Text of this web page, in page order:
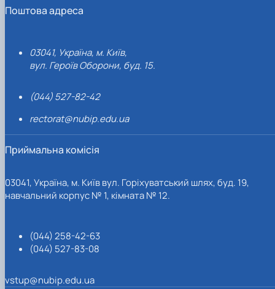
Поштова адреса
03041, Україна, м. Київ,
вул. Героїв Оборони, буд. 15.
(044) 527-82-42
rectorat@nubip.edu.ua
Приймальна комісія
03041, Україна, м. Київ вул. Горіхуватський шлях, буд. 19,
навчальний корпус № 1, кімната № 12.
(044) 258-42-63
(044) 527-83-08
vstup@nubip.edu.ua